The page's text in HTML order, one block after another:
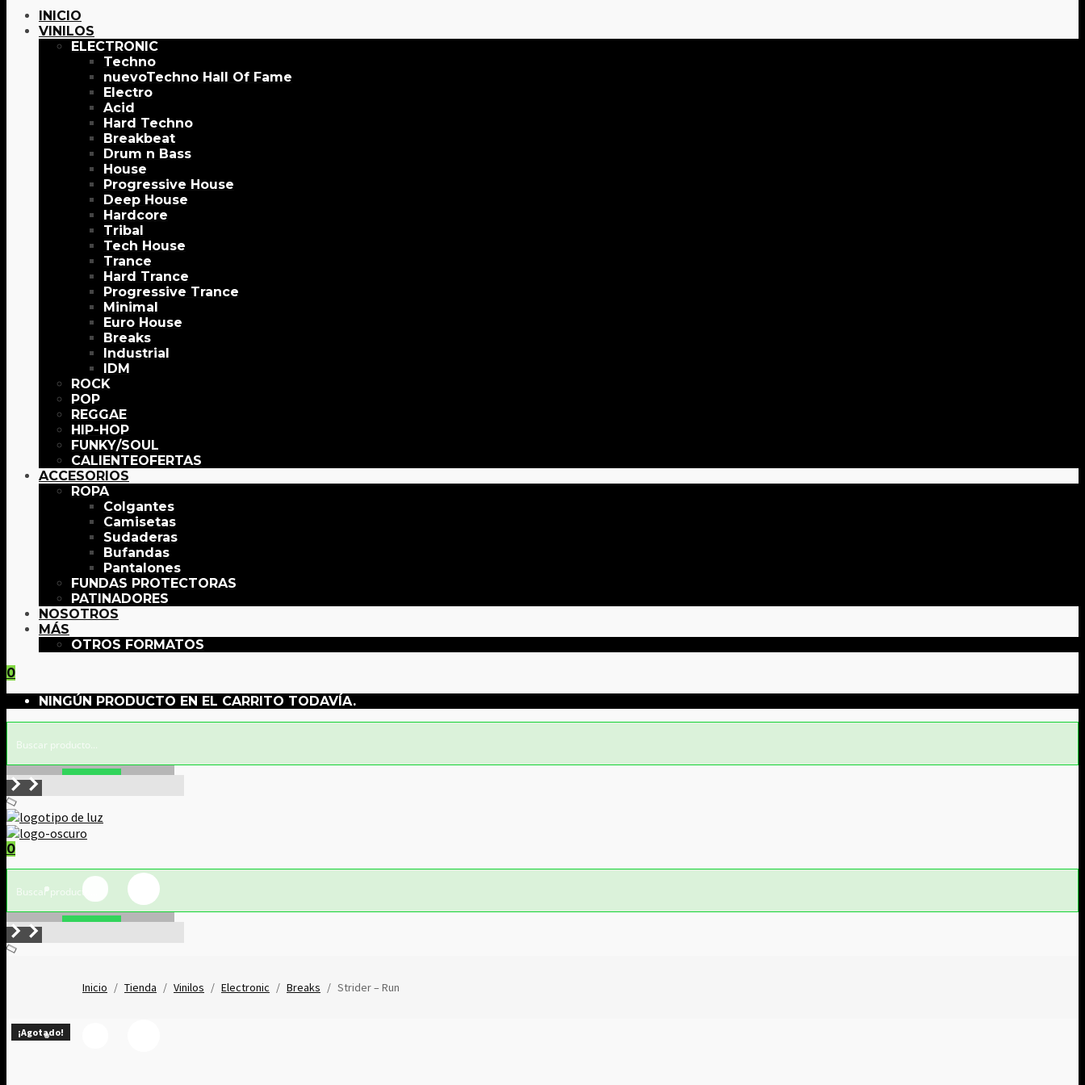
INICIO
VINILOS
ELECTRONIC
Techno
Techno Hall Of Fame
Electro
Acid
Hard Techno
Breakbeat
Drum n Bass
House
Progressive House
Deep House
Hardcore
Tribal
Tech House
Trance
Hard Trance
Progressive Trance
Minimal
Euro House
Breaks
Industrial
IDM
ROCK
POP
REGGAE
HIP-HOP
FUNKY/SOUL
OFERTAS
ACCESORIOS
ROPA
Colgantes
Camisetas
Sudaderas
Bufandas
Pantalones
FUNDAS PROTECTORAS
PATINADORES
NOSOTROS
MÁS
OTROS FORMATOS
0
NINGÚN PRODUCTO EN EL CARRITO TODAVÍA.
0
Inicio / Tienda / Vinilos / Electronic / Breaks / Strider ‎– Run
¡Agotado!
¡Agotado!
¡Agotado!
¡Agotado!
¡Agotado!
¡Agotado!
¡Agotado!
¡Agotado!
¡Agotado!